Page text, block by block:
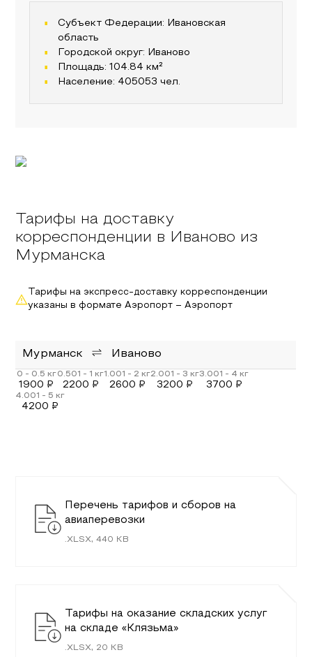
Субъект Федерации:
Ивановская
область
Городской округ:
Иваново
Площадь:104.84 км²
Население: 405053 чел.
Тарифы на доставку
корреспонденции в Иваново из
Мурманска
Тарифы на экспресс-доставку корреспонденции
указаны в формате Аэропорт – Аэропорт
Мурманск Иваново
1900 ₽ 2200 ₽ 2600 ₽ 3200 ₽ 3700 ₽
4200 ₽
Перечень тарифов и сборов на
авиаперевозки
. XLSX,440 KB
Тарифы на оказание складских услуг
на складе «Клязьма»
. XLSX, 20 KB